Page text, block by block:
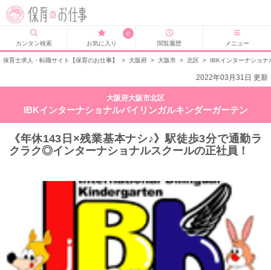
カンタン検索
0
お気に入り
閲覧履歴 メニュー
保育士求人・転職サイト【保育のお仕事】 > 大阪府 > 大阪市 > 北区 > IBKインターナショナ
2022年03月31日 更新
大阪府大阪市北区
IBKインターナショナルバイリンガルキンダーガーテン
《年休143日×残業基本ナシ♪》駅徒歩3分で通勤ラ
クラク◎インターナショナルスクールの正社員！